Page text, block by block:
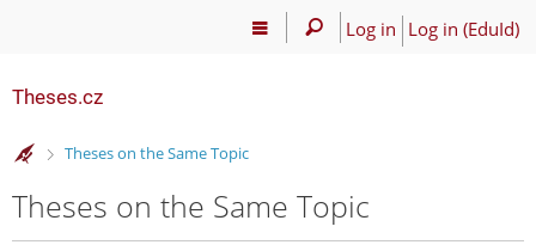
Log in Log in (EduId)
Theses.cz
>
Theses on the Same Topic
Theses on the Same Topic